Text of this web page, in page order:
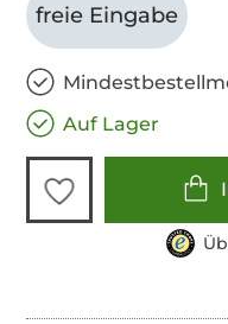
freie Eingabe
Auf Lager